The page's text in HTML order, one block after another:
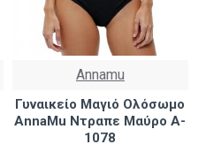
Annamu
Γυναικείο Μαγιό Ολόσωμο
AnnaMu Ντραπε Μαύρο A-
1078